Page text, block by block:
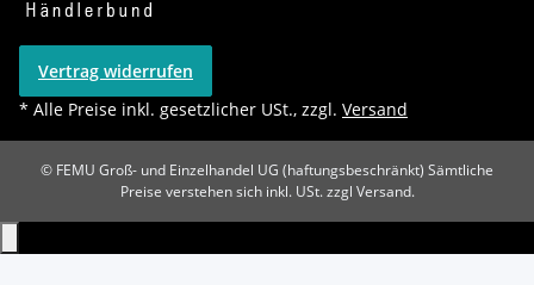
Vertrag widerrufen
* Alle Preise inkl. gesetzlicher USt., zzgl. Versand
© FEMU Groß- und Einzelhandel UG (haftungsbeschränkt) Sämtliche
Preise verstehen sich inkl. USt. zzgl Versand.